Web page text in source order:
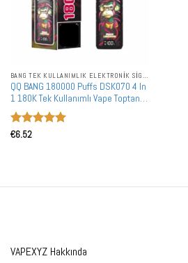
BANG TEK KULLANIMLIK ELEKTRONIK SIGARALAR
QQ BANG 180000 Puffs DSK070 4 In
1 180K Tek Kullanımlı Vape Toptan
Alım İadesiz LCD Ekran
5 üzerinden
€6.52
VAPEXYZ Hakkında